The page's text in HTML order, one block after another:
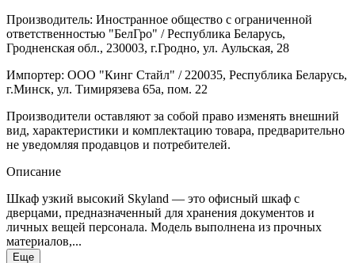
Производитель: Иностранное общество с ограниченной
ответственностью "БелГро" / Республика Беларусь,
Гродненская обл., 230003, г.Гродно, ул. Аульская, 28
Импортер: ООО "Кинг Стайл" / 220035, Республика Беларусь,
г.Минск, ул. Тимирязева 65а, пом. 22
Производители оставляют за собой право изменять внешний
вид, характеристики и комплектацию товара, предварительно
не уведомляя продавцов и потребителей.
Описание
Шкаф узкий высокий Skyland — это офисный шкаф с
дверцами, предназначенный для хранения документов и
личных вещей персонала. Модель выполнена из прочных
материалов,...
Еще